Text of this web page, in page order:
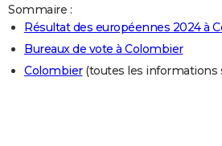
Guides de France
Escapades
Patrimoine
Expositions
Musées
Week-end nature
LIFESTYLE
Art de vivre
Bien-être
Loisirs
Mode
Modes de vie
Sommaire :
Résultat des européennes 2024 à
Bureaux de vote à Colombier
Colombier(toutes les informations